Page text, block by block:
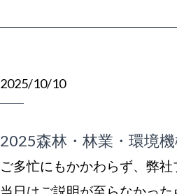
2025/10/10
2025森林・林業・環境
ご多忙にもかかわらず、弊
当日はご説明が至らなかっ